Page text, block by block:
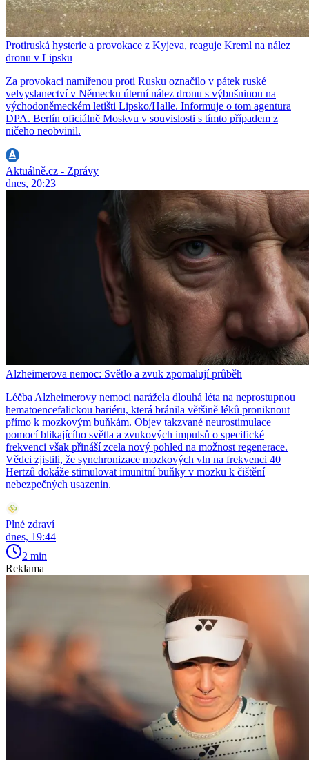
Protiruská hysterie a provokace z Kyjeva, reaguje Kreml na nález
dronu v Lipsku
Za provokaci namířenou proti Rusku označilo v pátek ruské
velvyslanectví v Německu úterní nález dronu s výbušninou na
východoněmeckém letišti Lipsko/Halle. Informuje o tom agentura
DPA. Berlín oficiálně Moskvu v souvislosti s tímto případem z
ničeho neobvinil.
Aktuálně.cz - Zprávy
dnes, 20:23
Alzheimerova nemoc: Světlo a zvuk zpomalují průběh
Léčba Alzheimerovy nemoci narážela dlouhá léta na neprostupnou
hematoencefalickou bariéru, která bránila většině léků proniknout
přímo k mozkovým buňkám. Objev takzvané neurostimulace
pomocí blikajícího světla a zvukových impulsů o specifické
frekvenci však přináší zcela nový pohled na možnost regenerace.
Vědci zjistili, že synchronizace mozkových vln na frekvenci 40
Hertzů dokáže stimulovat imunitní buňky v mozku k čištění
nebezpečných usazenin.
Plné zdraví
dnes, 19:44
2 min
Reklama